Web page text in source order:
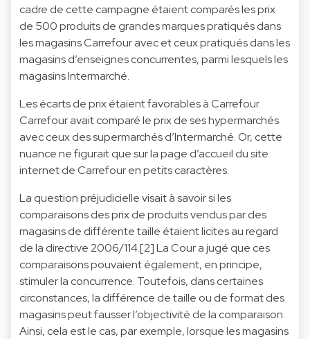
cadre de cette campagne étaient comparés les prix
de 500 produits de grandes marques pratiqués dans
les magasins Carrefour avec et ceux pratiqués dans les
magasins d’enseignes concurrentes, parmi lesquels les
magasins Intermarché.
Les écarts de prix étaient favorables à Carrefour.
Carrefour avait comparé le prix de ses hypermarchés
avec ceux des supermarchés d’Intermarché. Or, cette
nuance ne figurait que sur la page d’accueil du site
internet de Carrefour en petits caractères.
La question préjudicielle visait à savoir si les
comparaisons des prix de produits vendus par des
magasins de différente taille étaient licites au regard
de la directive 2006/114.[2] La Cour a jugé que ces
comparaisons pouvaient également, en principe,
stimuler la concurrence. Toutefois, dans certaines
circonstances, la différence de taille ou de format des
magasins peut fausser l’objectivité de la comparaison.
Ainsi, cela est le cas, par exemple, lorsque les magasins